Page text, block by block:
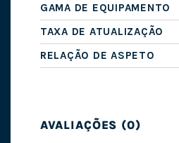
GAMA DE EQUIPAMENTO
TAXA DE ATUALIZAÇÃO
RELAÇÃO DE ASPETO
AVALIAÇÕES (0)